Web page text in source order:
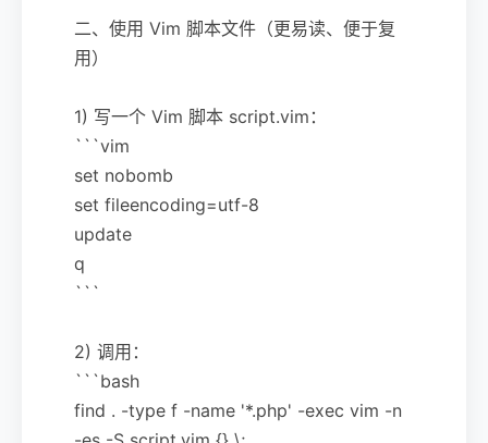
二、使用 Vim 脚本文件（更易读、便于复
用）
1) 写一个 Vim 脚本 script.vim：
```vim
set nobomb
set fileencoding=utf-8
update
q
```
2) 调用：
```bash
find . -type f -name '*.php' -exec vim -n